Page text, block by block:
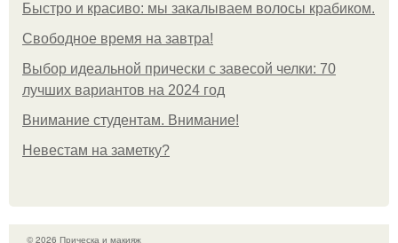
Быстро и красиво: мы закалываем волосы крабиком.
Свободное время на завтра!
Выбор идеальной прически с завесой челки: 70
лучших вариантов на 2024 год
Внимание студентам. Внимание!
Невестам на заметку?
© 2026 Прическа и макияж